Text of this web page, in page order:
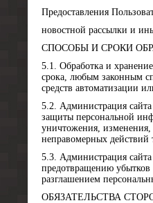
Предоставления
новостной рассылки и
СПОСОБЫ И СРОКИ
5.1. Обработка и
срока, любым законным
средств автоматизации
5.2. Администрация
защиты персональной
уничтожения, изменения,
неправомерных действий
5.3. Администрация
предотвращению
разглашением
ОБЯЗАТЕЛЬСТВА